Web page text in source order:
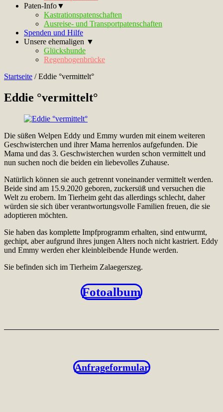
Paten-Info▼
Kastrationspatenschaften
Ausreise- und Transportpatenschaften
Spenden und Hilfe
Unsere ehemaligen ▼
Glückshunde
Regenbogenbrücke
Startseite /Eddie °vermittelt°
Eddie °vermittelt°
Die süßen Welpen Eddy und Emmy wurden mit einem weiteren
Geschwisterchen und ihrer Mama herrenlos aufgefunden. Die
Mama und das 3. Geschwisterchen wurden schon vermittelt und
nun suchen noch die beiden ein liebevolles Zuhause.
Natürlich können sie auch getrennt voneinander vermittelt werden.
Beide sind am 15.9.2020 geboren, zuckersüß und versuchen die
Welt zu erobern. Im Tierheim geht das allerdings schlecht, daher
würden sie sich über verantwortungsvolle Familien freuen, die sie
adoptieren möchten.
Sie haben das komplette Impfprogramm erhalten, sind entwurmt,
gechipt, aber aufgrund ihres jungen Alters noch nicht kastriert. Eddy
und Emmy werden eher kleinbleibende Hunde werden.
Sie befinden sich im Tierheim Zalaegerszeg.
Fotoalbum
Anfrageformular